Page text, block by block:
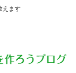
えます